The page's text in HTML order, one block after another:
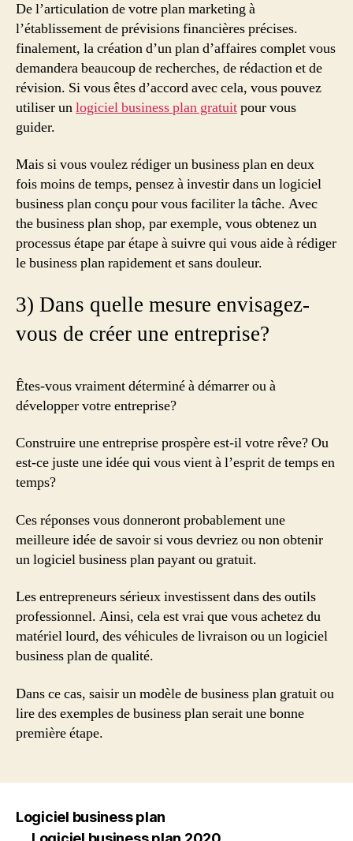
De l’articulation de votre plan marketing à
l’établissement de prévisions financières précises.
finalement, la création d’un plan d’affaires complet vous
demandera beaucoup de recherches, de rédaction et de
révision. Si vous êtes d’accord avec cela, vous pouvez
utiliser unlogiciel business plan gratuitpour vous
guider.
Mais si vous voulez rédiger un business plan en deux
fois moins de temps, pensez à investir dans un logiciel
business plan conçu pour vous faciliter la tâche. Avec
the business plan shop, par exemple, vous obtenez un
processus étape par étape à suivre qui vous aide à rédiger
le business plan rapidement et sans douleur.
3) Dans quelle mesure envisagez-
vous de créer une entreprise?
Êtes-vous vraiment déterminé à démarrer ou à
développer votre entreprise?
Construire une entreprise prospère est-il votre rêve? Ou
est-ce juste une idée qui vous vient à l’esprit de temps en
temps?
Ces réponses vous donneront probablement une
meilleure idée de savoir si vous devriez ou non obtenir
un logiciel business plan payant ou gratuit.
Les entrepreneurs sérieux investissent dans des outils
professionnel. Ainsi, cela est vrai que vous achetez du
matériel lourd, des véhicules de livraison ou un logiciel
business plan de qualité.
Dans ce cas, saisir un modèle de business plan gratuit ou
lire des exemples de business plan serait une bonne
première étape.
Logiciel business plan